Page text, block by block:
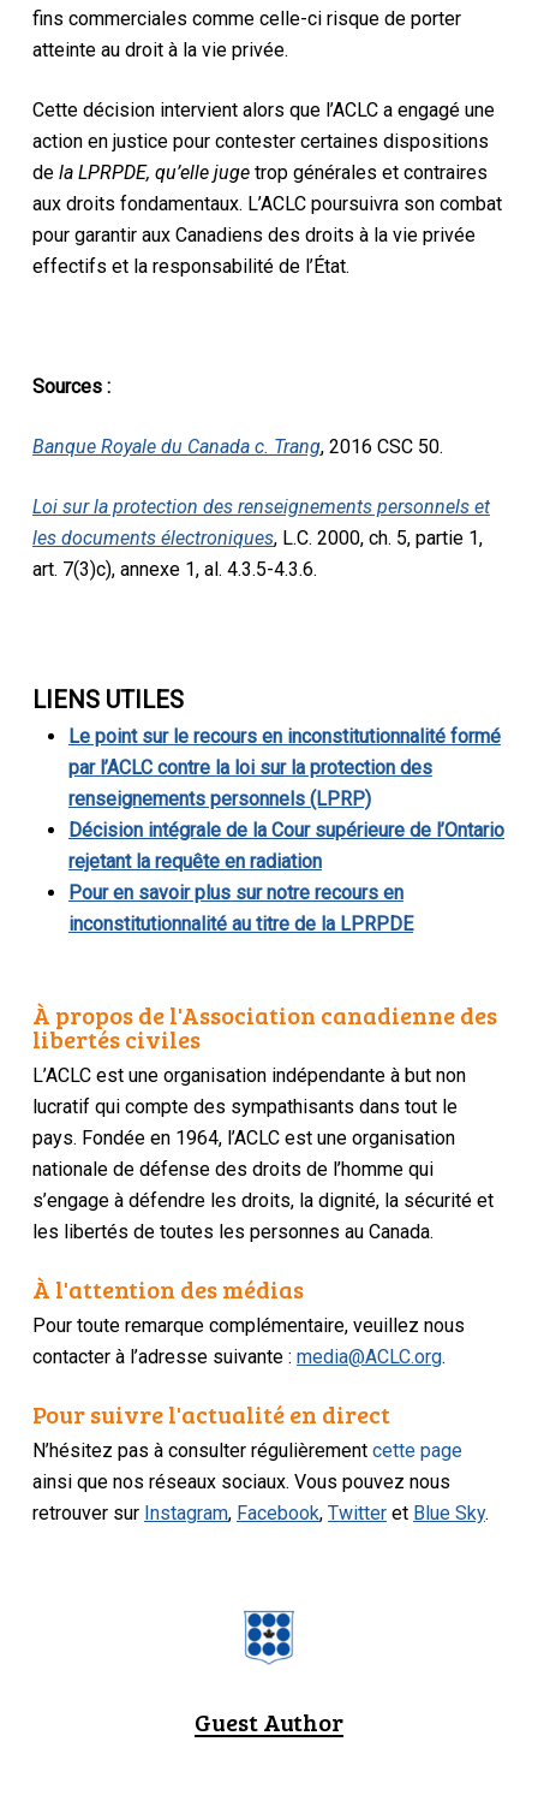
fins commerciales comme celle-ci risque de porter
atteinte au droit à la vie privée.
Cette décision intervient alors que l’ACLC a engagé une
action en justice pour contester certaines dispositions
de la LPRPDE, qu’elle juge trop générales et contraires
aux droits fondamentaux. L’ACLC poursuivra son combat
pour garantir aux Canadiens des droits à la vie privée
effectifs et la responsabilité de l’État.
Sources :
Banque Royale du Canada c. Trang, 2016 CSC 50.
Loi sur la protection des renseignements personnels et
les documents électroniques, L.C. 2000, ch. 5, partie 1,
art. 7(3)c), annexe 1, al. 4.3.5-4.3.6.
LIENS UTILES
Le point sur le recours en inconstitutionnalité formé
par l’ACLC contre la loi sur la protection des
renseignements personnels (LPRP)
Décision intégrale de la Cour supérieure de l’Ontario
rejetant la requête en radiation
Pour en savoir plus sur notre recours en
inconstitutionnalité au titre de la LPRPDE
À propos de l'Association canadienne des
libertés civiles
L’ACLC est une organisation indépendante à but non
lucratif qui compte des sympathisants dans tout le
pays. Fondée en 1964, l’ACLC est une organisation
nationale de défense des droits de l’homme qui
s’engage à défendre les droits, la dignité, la sécurité et
les libertés de toutes les personnes au Canada.
À l'attention des médias
Pour toute remarque complémentaire, veuillez nous
contacter à l’adresse suivante :media@ACLC.org.
Pour suivre l'actualité en direct
N’hésitez pas à consulter régulièrementcette page
ainsi que nos réseaux sociaux. Vous pouvez nous
retrouver sur Instagram, Facebook,Twitter et Blue Sky.
Guest Author